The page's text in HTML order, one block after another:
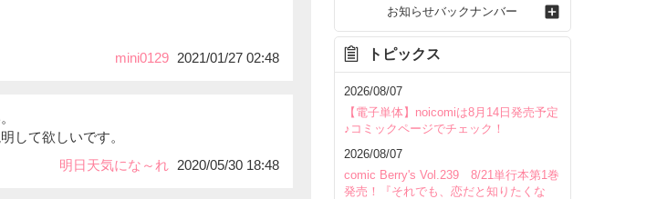
mini0129 2021/01/27 02:48
して欲しいです。
明日天気にな～れ 2020/05/30 18:48
お知らせバックナンバー
トピックス
2026/08/07
【電子単体】noicomiは8月14日発売予定
♪コミックページでチェック！
2026/08/07
comic Berry's Vol.239 8/21単行本第1巻
発売！『それでも、恋だと知りたくな